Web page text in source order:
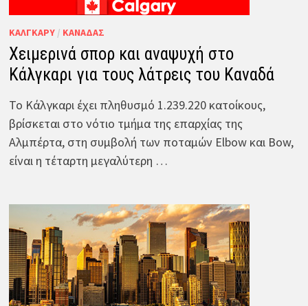
ΚΆΛΓΚΑΡΥ/ ΚΑΝΑΔΆΣ
Χειμερινά σπορ και αναψυχή στο
Κάλγκαρι για τους λάτρεις του Καναδά
Το Κάλγκαρι έχει πληθυσμό 1.239.220 κατοίκους,
βρίσκεται στο νότιο τμήμα της επαρχίας της
Αλμπέρτα, στη συμβολή των ποταμών Elbow και Bow,
είναι η τέταρτη μεγαλύτερη …